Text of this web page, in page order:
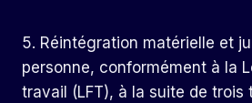
5. Réintégration matérielle et
personne, conformément à la
travail (LFT), à la suite de trois